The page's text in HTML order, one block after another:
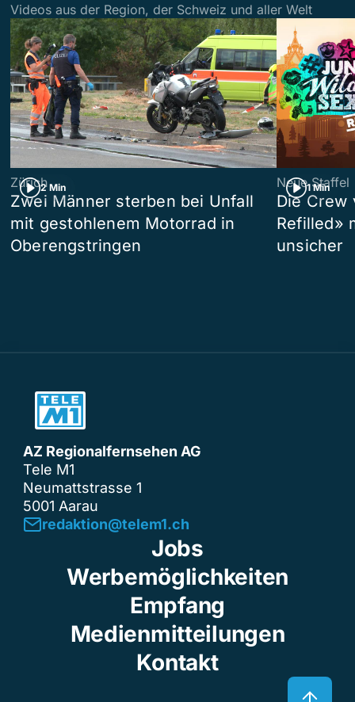
Videos aus der Region, der Schweiz und aller Welt
2 Min
Zürich
Zwei Männer sterben bei Unfall
mit gestohlenem Motorrad in
Oberengstringen
1 Min
Neue Staffel
Die Crew
Refilled»
unsicher
AZ Regionalfernsehen AG
Tele M1
Neumattstrasse 1
5001 Aarau
redaktion@telem1.ch
Jobs
Werbemöglichkeiten
Empfang
Medienmitteilungen
Kontakt